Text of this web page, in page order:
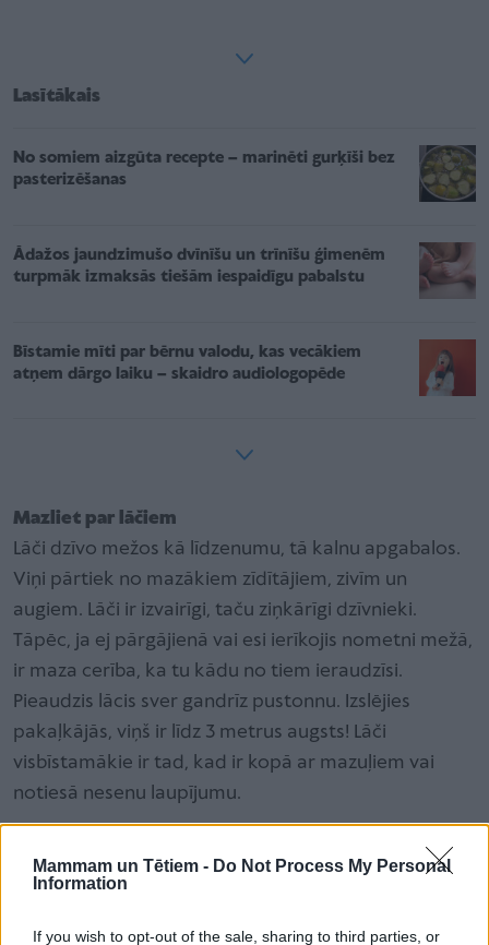
Mammam un Tētiem - Do Not Process My Personal
Information
If you wish to opt-out of the sale, sharing to third parties, or
Lasītākais
No somiem aizgūta recepte – marinēti gurķīši bez
pasterizēšanas
Ādažos jaundzimušo dvīnīšu un trīnīšu ģimenēm
turpmāk izmaksās tiešām iespaidīgu pabalstu
Bīstamie mīti par bērnu valodu, kas vecākiem
atņem dārgo laiku – skaidro audiologopēde
Mazliet par lāčiem
Lāči dzīvo mežos kā līdzenumu, tā kalnu apgabalos.
Viņi pārtiek no mazākiem zīdītājiem, zivīm un
augiem. Lāči ir izvairīgi, taču ziņkārīgi dzīvnieki.
Tāpēc, ja ej pārgājienā vai esi ierīkojis nometni mežā,
ir maza cerība, ka tu kādu no tiem ieraudzīsi.
Pieaudzis lācis sver gandrīz pustonnu. Izslējies
pakaļkājās, viņš ir līdz 3 metrus augsts! Lāči
visbīstamākie ir tad, kad ir kopā ar mazuļiem vai
notiesā nesenu laupījumu.
Ja tu sastop lāci
Izvairies no acu kontakta – neskaties acīs. Stāvi